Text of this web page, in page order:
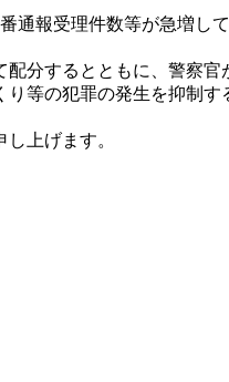
通報受理件数等が急増し
分するとともに、警察官
等の犯罪の発生を抑制す
上げます。